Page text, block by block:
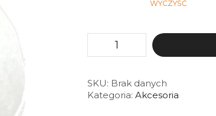
WYCZYŚĆ
Ogranicznik
łańcuszka
do
rolety
SKU: Brak danych
Kategoria:Akcesoria